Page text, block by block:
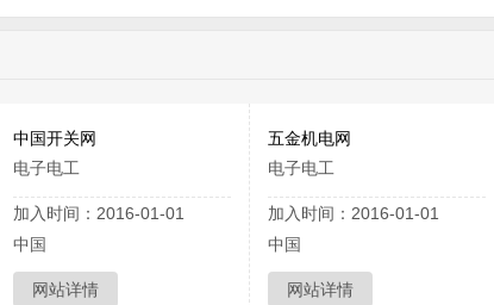
中国开关网
电子电工
加入时间：2016-01-01
中国
网站详情
五金机电网
电子电工
加入时间：2016-01-01
中国
网站详情